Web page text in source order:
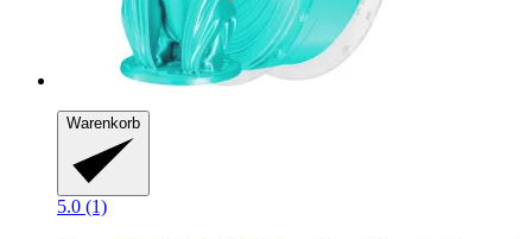
Warenkorb
5.0 (1)